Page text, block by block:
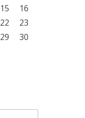
15
16
22
23
29
30